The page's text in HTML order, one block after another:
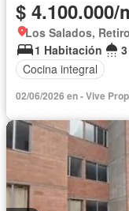
$ 4.100.000/
Los Salados, Retiro
1 Habitación
Cocina integral
02/06/2026 en - Vive